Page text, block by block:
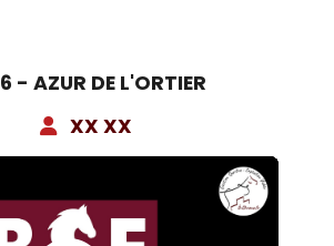
6 - AZUR DE L'ORTIER
XX XX